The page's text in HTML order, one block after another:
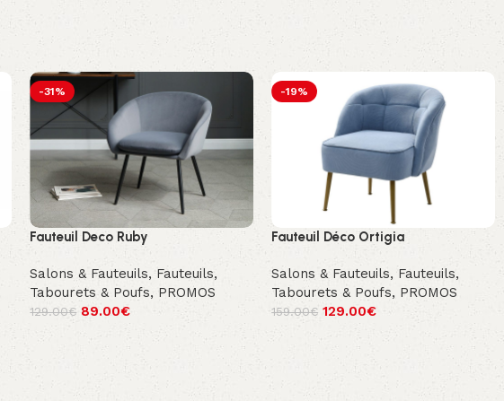
-31%
Fauteuil Deco Ruby
Salons & Fauteuils, Fauteuils,
Tabourets & Poufs, PROMOS
129.00€ 89.00€
-19%
Fauteuil Déco Ortigia
Salons & Fauteuils,Fauteuils,
Tabourets & Poufs, PROMOS
159.00€ 129.00€